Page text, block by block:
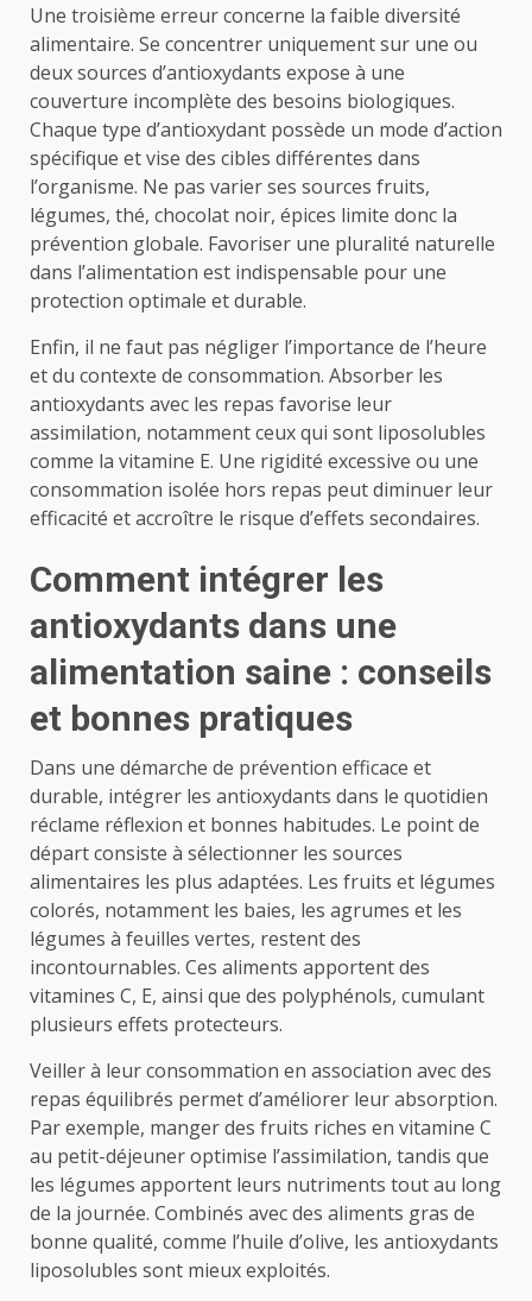
Une troisième erreur concerne la faible diversité
alimentaire. Se concentrer uniquement sur une ou
deux sources d’antioxydants expose à une
couverture incomplète des besoins biologiques.
Chaque type d’antioxydant possède un mode d’action
spécifique et vise des cibles différentes dans
l’organisme. Ne pas varier ses sources fruits,
légumes, thé, chocolat noir, épices limite donc la
prévention globale. Favoriser une pluralité naturelle
dans l’alimentation est indispensable pour une
protection optimale et durable.
Enfin, il ne faut pas négliger l’importance de l’heure
et du contexte de consommation. Absorber les
antioxydants avec les repas favorise leur
assimilation, notamment ceux qui sont liposolubles
comme la vitamine E. Une rigidité excessive ou une
consommation isolée hors repas peut diminuer leur
efficacité et accroître le risque d’effets secondaires.
Comment intégrer les
antioxydants dans une
alimentation saine : conseils
et bonnes pratiques
Dans une démarche de prévention efficace et
durable, intégrer les antioxydants dans le quotidien
réclame réflexion et bonnes habitudes. Le point de
départ consiste à sélectionner les sources
alimentaires les plus adaptées. Les fruits et légumes
colorés, notamment les baies, les agrumes et les
légumes à feuilles vertes, restent des
incontournables. Ces aliments apportent des
vitamines C, E, ainsi que des polyphénols, cumulant
plusieurs effets protecteurs.
Veiller à leur consommation en association avec des
repas équilibrés permet d’améliorer leur absorption.
Par exemple, manger des fruits riches en vitamine C
au petit-déjeuner optimise l’assimilation, tandis que
les légumes apportent leurs nutriments tout au long
de la journée. Combinés avec des aliments gras de
bonne qualité, comme l’huile d’olive, les antioxydants
liposolubles sont mieux exploités.